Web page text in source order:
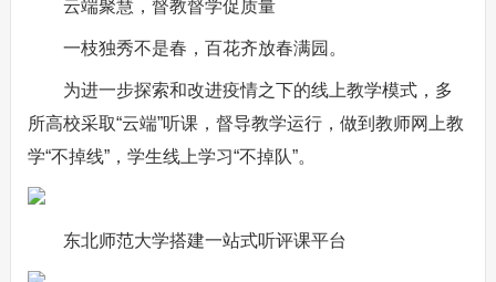
云端聚慧，督教督学促质量
一枝独秀不是春，百花齐放春满园。
为进一步探索和改进疫情之下的线上教学模式，多
所高校采取“云端”听课，督导教学运行，做到教师网上教
学“不掉线”，学生线上学习“不掉队”。
东北师范大学搭建一站式听评课平台